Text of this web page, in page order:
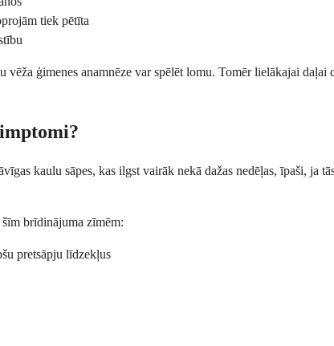
tiek pētīta
ģimenes anamnēze var spēlēt lomu. Tomēr lielākajai
kaulu sāpes, kas ilgst vairāk nekā dažas nedēļas, īpaši,
brīdinājuma zīmēm:
pretsāpju līdzekļus